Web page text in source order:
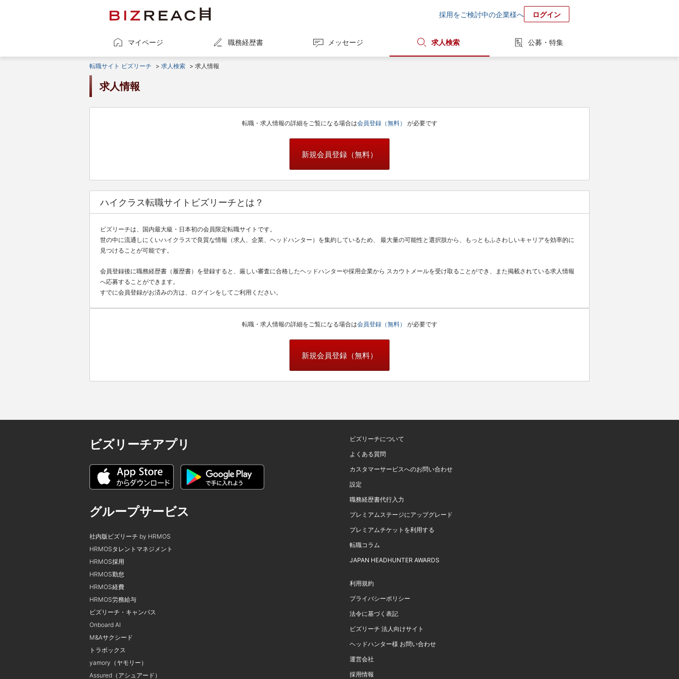
採用をご検討中の企業様へ ログイン
マイページ 職務経歴書 メッセージ 求人検索 公募・特集
転職サイト ビズリーチ > 求人検索 > 求人情報
求人情報
転職・求人情報の詳細をご覧になる場合は会員登録（無料） が必要です
新規会員登録（無料）
ハイクラス転職サイトビズリーチとは？
ビズリーチは、国内最大級・日本初の会員限定転職サイトです。
世の中に流通しにくいハイクラスで良質な情報（求人、企業、ヘッドハンター）を集約しているため、 最大量の可能性と選択肢から、もっともふさわしいキャリアを効率的に
見つけることが可能です。
会員登録後に職務経歴書（履歴書）を登録すると、厳しい審査に合格したヘッドハンターや採用企業から スカウトメールを受け取ることができ、また掲載されている求人情報
へ応募することができます。
すでに会員登録がお済みの方は、ログインをしてご利用ください。
転職・求人情報の詳細をご覧になる場合は会員登録（無料） が必要です
新規会員登録（無料）
ビズリーチアプリ
グループサービス
社内版ビズリーチ by HRMOS
HRMOSタレントマネジメント
HRMOS採用
HRMOS勤怠
HRMOS経費
HRMOS労務給与
ビズリーチ・キャンパス
Onboard AI
M&Aサクシード
トラボックス
yamory（ヤモリー）
Assured（アシュアード）
ビズリーチについて
よくある質問
カスタマーサービスへのお問い合わせ
設定
職務経歴書代行入力
プレミアムステージにアップグレード
プレミアムチケットを利用する
転職コラム
JAPAN HEADHUNTER AWARDS
利用規約
プライバシーポリシー
法令に基づく表記
ビズリーチ 法人向けサイト
ヘッドハンター様 お問い合わせ
運営会社
採用情報